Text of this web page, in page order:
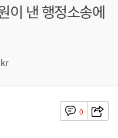
이 낸 행정소송에
0